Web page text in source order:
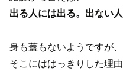
出る人には出る。出ない人
身も蓋もないようですが、
そこにははっきりした理由